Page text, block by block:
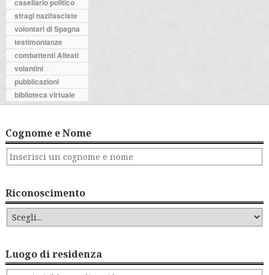
casellario politico
stragi nazifasciste
volontari di Spagna
testimonianze
combattenti Alleati
volantini
pubblicazioni
biblioteca virtuale
Cognome e Nome
Riconoscimento
Luogo di residenza